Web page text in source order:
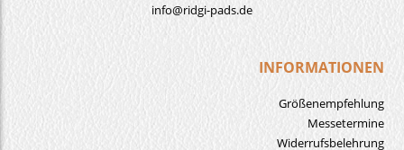
info@ridgi-pads.de
INFORMATIONEN
Größenempfehlung
Messetermine
Widerrufsbelehrung